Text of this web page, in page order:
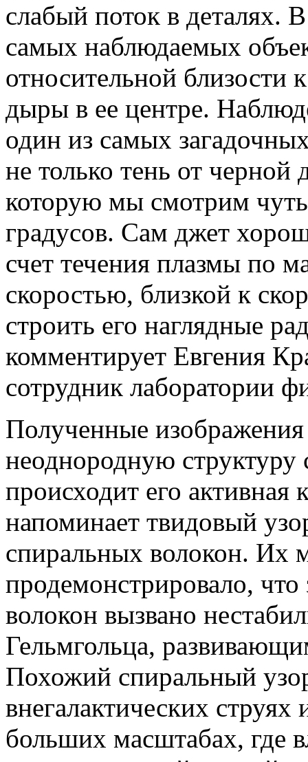
слабый поток в деталях.
самых наблюдаемых
относительной близости
дыры в ее центре.
один из самых
не только тень от
которую мы смотрим
градусов. Сам джет
счет течения плазмы по
скоростью, близкой к
строить его наглядные
комментирует Евгения
сотрудник лаборатории
Полученные
неоднородную структуру
происходит его
напоминает твидовый
спиральных волокон. Их
продемонстрировало,
волокон вызвано
Гельмгольца,
Похожий спиральный
внегалактических
больших масштабах, где